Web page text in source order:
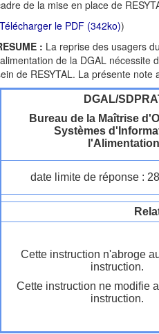
de la mise en place de
Télécharger le PDF (342ko))
: La reprise des usagers
de la DGAL nécessite
de RESYTAL. La présente
DGAL/
Bureau de la Maîtrise
Systèmes
l'Alimentation
date limite de réponse :
Cette instruction n'abroge
instruction.
Cette instruction ne modifie
instruction.